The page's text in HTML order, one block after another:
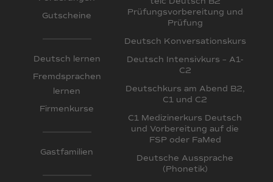
Gutscheine
Deutsch lernen
Fremdsprachen
lernen
Firmenkurse
Gastfamilien
Prüfungsvorbereitung und
Prüfung
Deutsch Konversationskurs
Deutsch Intensivkurs – A1-
C2
Deutschkurs am Abend B2,
C1 und C2
C1 Medizinerkurs Deutsch
und Vorbereitung auf die
FSP oder FaMed
Deutsche Aussprache
(Phonetik)